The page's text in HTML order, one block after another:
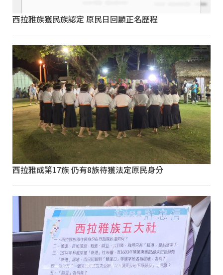
西拉雅族獲民族認定 原民日回顧正名歷程
西拉雅成第17族 仍有8族待獲法定原民身分